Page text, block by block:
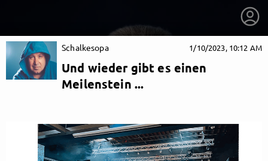
Schalkesopa 1/10/2023, 10:12 AM
Und wieder gibt es einen
Meilenstein ...